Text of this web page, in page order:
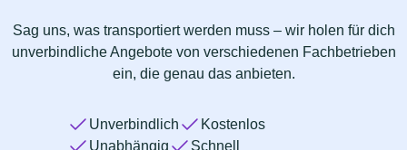
Sag uns, was transportiert werden muss – wir holen für dich
unverbindliche Angebote von verschiedenen Fachbetrieben
ein, die genau das anbieten.
Unverbindlich
Kostenlos
Unabhängig
Schnell